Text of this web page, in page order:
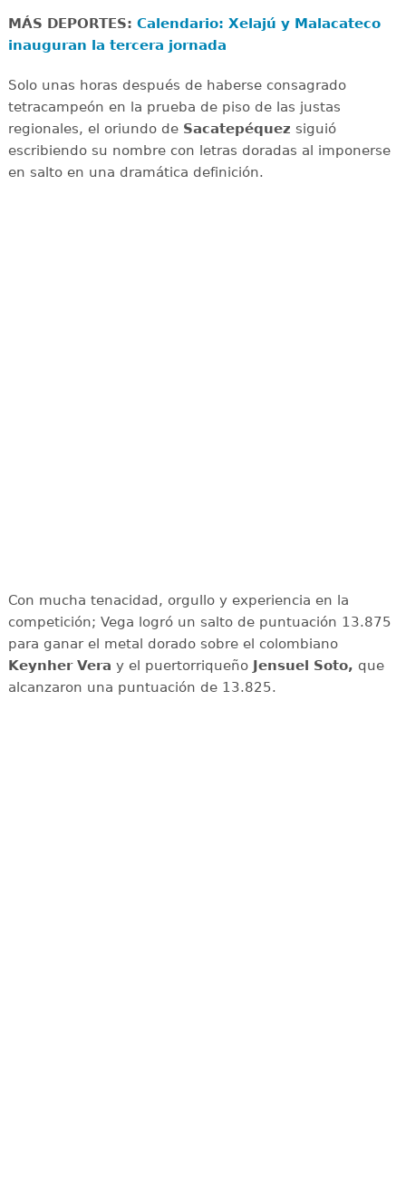
MÁS DEPORTES: Calendario: Xelajú y Malacateco
inauguran la tercera jornada
Solo unas horas después de haberse consagrado
tetracampeón en la prueba de piso de las justas
regionales, el oriundo de Sacatepéquez siguió
escribiendo su nombre con letras doradas al imponerse
en salto en una dramática definición.
Con mucha tenacidad, orgullo y experiencia en la
competición; Vega logró un salto de puntuación 13.875
para ganar el metal dorado sobre el colombiano
Keynher Vera y el puertorriqueño Jensuel Soto, que
alcanzaron una puntuación de 13.825.